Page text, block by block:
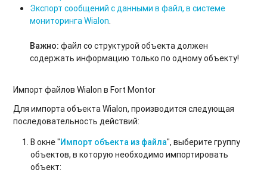
Экспорт сообщений с данными в файл, в системе
мониторинга Wialon.
Важно: файл со структурой объекта должен
содержать информацию только по одному объекту!
Импорт файлов Wialon в Fort Montor
Для импорта объекта Wialon, производится следующая
последовательность действий:
В окне "Импорт объекта из файла", выберите группу
объектов, в которую необходимо импортировать
объект: